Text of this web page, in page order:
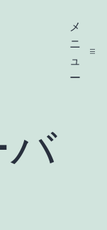
メ
ニ
ュ
ー
バ